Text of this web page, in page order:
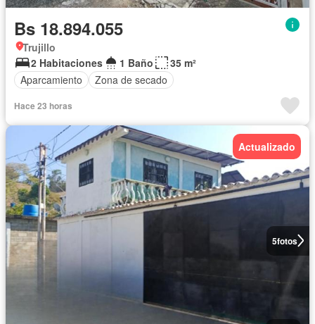
Bs 18.894.055
Trujillo
2 Habitaciones
1 Baño
35 m²
Aparcamiento
Zona de secado
Hace 23 horas
5fotos
Actualizado